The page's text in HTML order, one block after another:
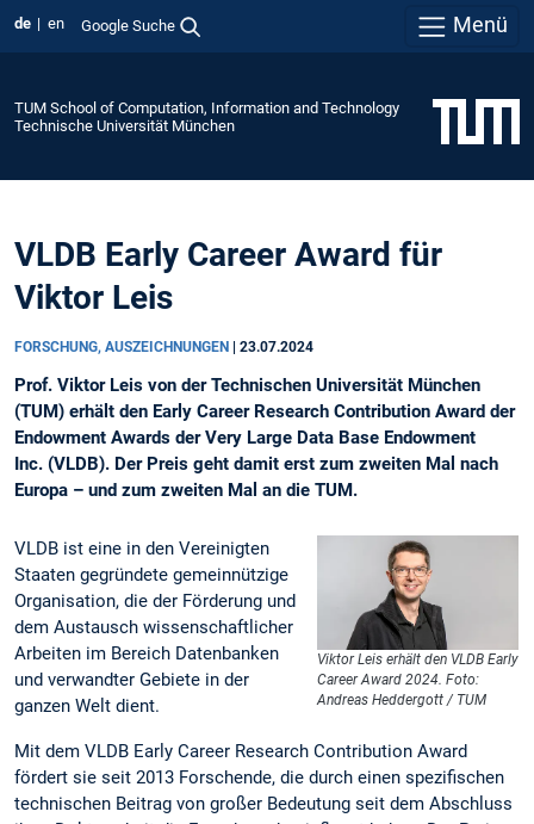
de en Google Suche Menü
TUM School of Computation, Information and Technology
Technische Universität München
VLDB Early Career Award für
Viktor Leis
FORSCHUNG, AUSZEICHNUNGEN 23.07.2024
Prof. Viktor Leis von der Technischen Universität München
(TUM) erhält den Early Career Research Contribution Award der
Endowment Awards der Very Large Data Base Endowment
Inc. (VLDB). Der Preis geht damit erst zum zweiten Mal nach
Europa – und zum zweiten Mal an die TUM.
Viktor Leis erhält den VLDB Early
Career Award 2024. Foto:
Andreas Heddergott / TUM
VLDB ist eine in den Vereinigten
Staaten gegründete gemeinnützige
Organisation, die der Förderung und
dem Austausch wissenschaftlicher
Arbeiten im Bereich Datenbanken
und verwandter Gebiete in der
ganzen Welt dient.
Mit dem VLDB Early Career Research Contribution Award
fördert sie seit 2013 Forschende, die durch einen spezifischen
technischen Beitrag von großer Bedeutung seit dem Abschluss